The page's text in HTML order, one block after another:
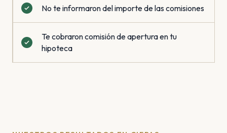
No te informaron del importe de las comisiones
Te cobraron comisión de apertura en tu
hipoteca